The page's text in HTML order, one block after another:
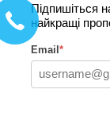
Підпишіться
найкращі
Email*